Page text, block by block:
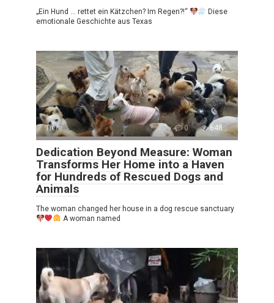
„Ein Hund … rettet ein Kätzchen? Im Regen?!“
Diese
emotionale Geschichte aus Texas
Tiere 0 648
Dedication Beyond Measure: Woman
Transforms Her Home into a Haven
for Hundreds of Rescued Dogs and
Animals
The woman changed her house in a dog rescue sanctuary
A woman named